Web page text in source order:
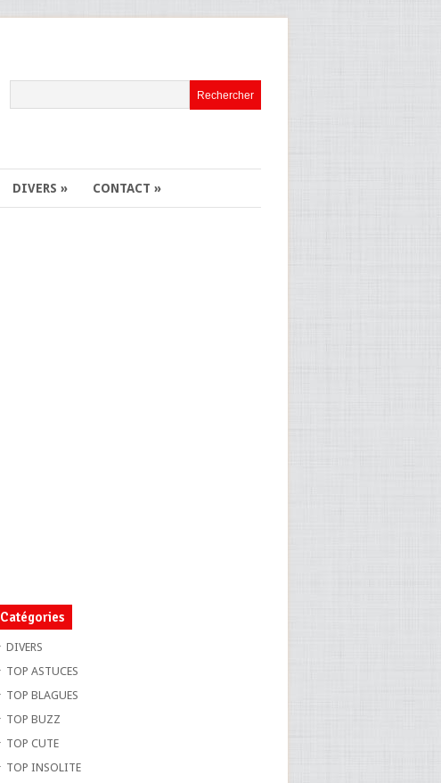
DIVERS » CONTACT »
Catégories
DIVERS
TOP ASTUCES
TOP BLAGUES
TOP BUZZ
TOP CUTE
TOP INSOLITE